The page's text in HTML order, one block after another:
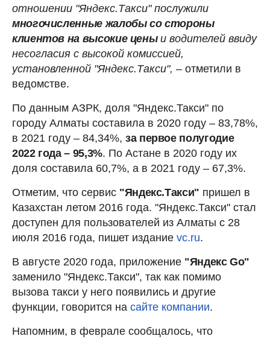
отношении "Яндекс.Такси" послужили
многочисленные жалобы со стороны
клиентов на высокие ценыи водителей ввиду
несогласия с высокой комиссией,
установленной "Яндекс.Такси", – отметили в
ведомстве.
По данным АЗРК, доля "Яндекс.Такси" по
городу Алматы составила в 2020 году – 83,78%,
в 2021 году – 84,34%, за первое полугодие
2022 года – 95,3%. По Астане в 2020 году их
доля составила 60,7%, а в 2021 году – 67,3%.
Отметим, что сервис "Яндекс.Такси" пришел в
Казахстан летом 2016 года. "Яндекс.Такси" стал
доступен для пользователей из Алматы с 28
июля 2016 года, пишет издание vc.ru.
В августе 2020 года, приложение "Яндекс Go"
заменило "Яндекс.Такси", так как помимо
вызова такси у него появились и другие
функции, говорится на сайте компании.
Напомним, в феврале сообщалось, что